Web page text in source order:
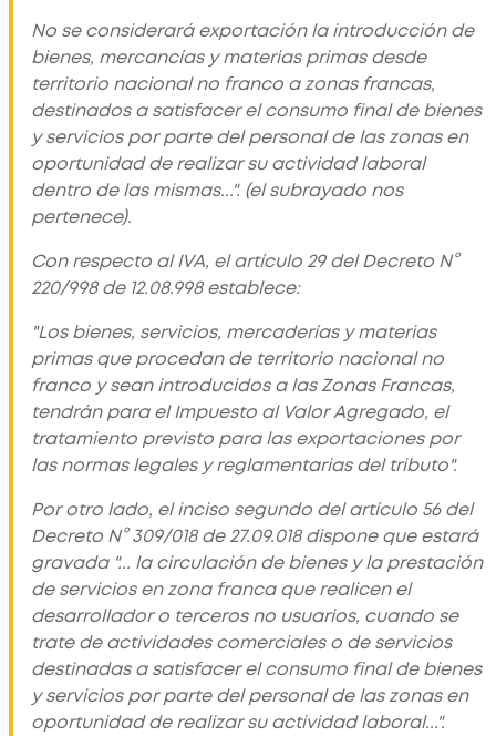
No se considerará exportación la introducción de
bienes, mercancías y materias primas desde
territorio nacional no franco a zonas francas,
destinados a satisfacer el consumo final de bienes
y servicios por parte del personal de las zonas en
oportunidad de realizar su actividad laboral
dentro de las mismas...". (el subrayado nos
pertenece).
Con respecto al IVA, el artículo 29 del Decreto N°
220/998 de 12.08.998 establece:
"Los bienes, servicios, mercaderías y materias
primas que procedan de territorio nacional no
franco y sean introducidos a las Zonas Francas,
tendrán para el Impuesto al Valor Agregado, el
tratamiento previsto para las exportaciones por
las normas legales y reglamentarias del tributo".
Por otro lado, el inciso segundo del artículo 56 del
Decreto N° 309/018 de 27.09.018 dispone que estará
gravada "... la circulación de bienes y la prestación
de servicios en zona franca que realicen el
desarrollador o terceros no usuarios, cuando se
trate de actividades comerciales o de servicios
destinadas a satisfacer el consumo final de bienes
y servicios por parte del personal de las zonas en
oportunidad de realizar su actividad laboral...".